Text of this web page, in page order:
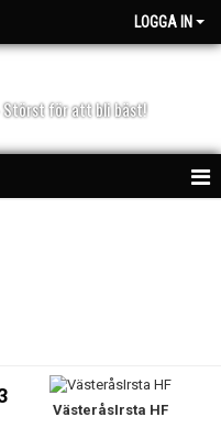
LOGGA IN
Störst för att bli bäst!
VästeråsIrsta HF